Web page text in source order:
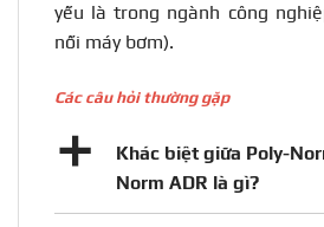
yếu là trong ngành công
nối máy bơm).
Các câu hỏi thường gặp
a
Khác biệt giữa Poly-
Norm ADR là gì?